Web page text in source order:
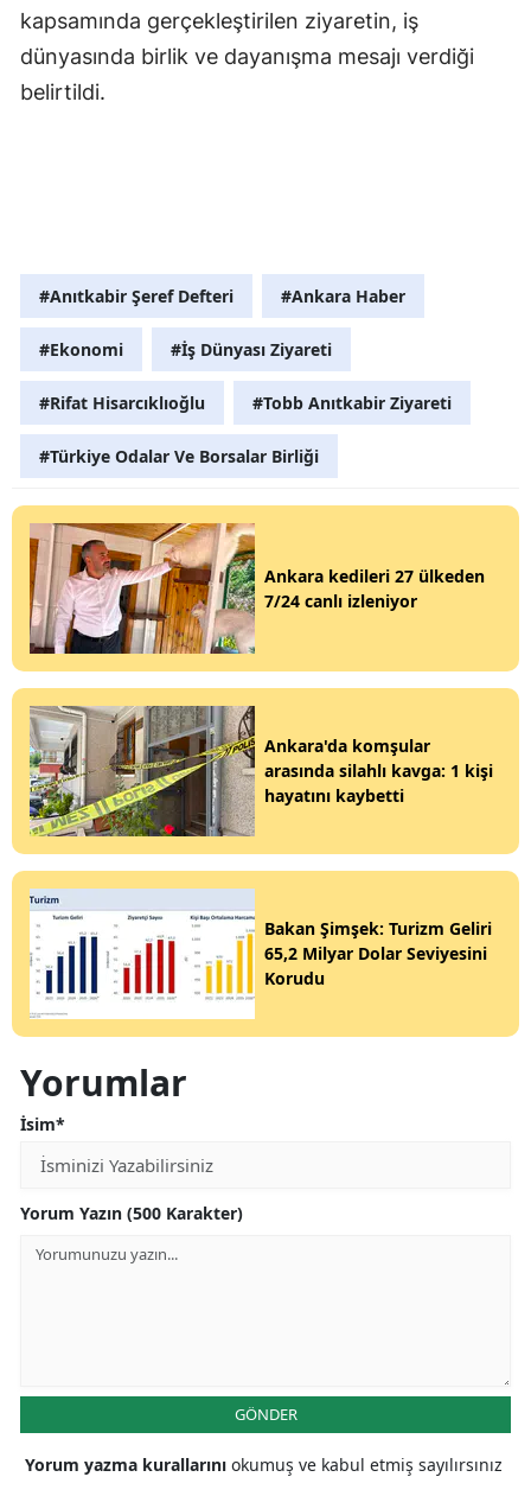
kapsamında gerçekleştirilen ziyaretin, iş
dünyasında birlik ve dayanışma mesajı verdiği
belirtildi.
#Anıtkabir Şeref Defteri #Ankara Haber
#Ekonomi #İş Dünyası Ziyareti
#Rifat Hisarcıklıoğlu #Tobb Anıtkabir Ziyareti
#Türkiye Odalar Ve Borsalar Birliği
Ankara kedileri 27 ülkeden
7/24 canlı izleniyor
Ankara'da komşular
arasında silahlı kavga: 1 kişi
hayatını kaybetti
Bakan Şimşek: Turizm Geliri
65,2 Milyar Dolar Seviyesini
Korudu
Yorumlar
İsim*
Yorum Yazın (500 Karakter)
GÖNDER
Yorum yazma kurallarını okumuş ve kabul etmiş sayılırsınız